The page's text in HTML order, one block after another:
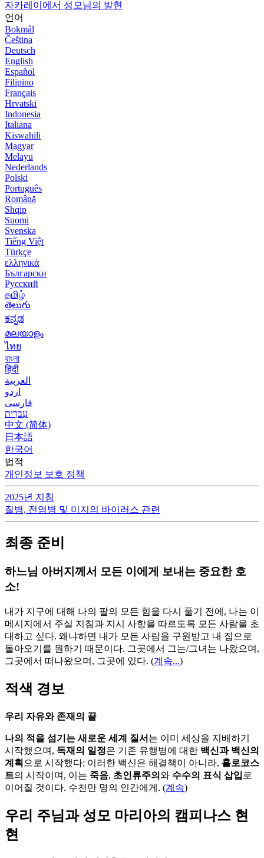
자카레이에서 성모님의 발현
언어
Bokmål
Čeština
Deutsch
English
Español
Filipino
Français
Hrvatski
Indonesia
Italiana
Kiswahili
Magyar
Melayu
Nederlands
Polski
Português
Română
Shqip
Suomi
Svenska
Tiếng Việt
Türkçe
ελληνικά
Български
Русский
தமிழ்
తెలుగు
ಕನ್ನಡ
മലയാളം
ไทย
বাংলা
हिंदी
العربية
اردو
فارسی
עִברִית
中文 (简体)
日本語
한국어
법적
개인정보 보호 정책
2025년 지침
질병, 전염병 및 미지의 바이러스 관련
최종 준비
하느님 아버지께서 모든 이에게 보내는 중요한 호
소!
내가 지구에 대해 나의 팔의 모든 힘을 다시 풀기 전에, 나는 이
메시지에서 주실 지침과 지시 사항을 따르도록 모든 사람을 초
대하고 싶다. 왜냐하면 내가 모든 사람을 구원받고 내 집으로
돌아오기를 원하기 때문이다. 그곳에서 그는/그녀는 나왔으며,
그곳에서 떠나왔으며, 그곳에 있다. (계속...)
적색 경보
우리 자유와 존재의 끝
나의 적을 섬기는 새로운 세계 질서 는 이미 세상을 지배하기
시작했으며, 독재의 일정은 기존 유행병에 대한 백신과 백신의
계획 으로 시작했다; 이러한 백신은 해결책이 아니라, 홀로코스
트의 시작이며, 이는 죽음, 초인류주의 와 수수의 표식 삽입 로
이어질 것이다. 수천만 명의 인간에게. (계속)
우리 주님과 성모 마리아의 캠피나스 현
현